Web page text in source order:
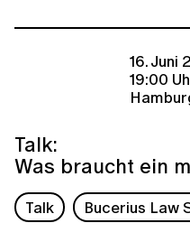
16. Juni
19:00
Talk:
Was braucht ein
Talk Bucerius Law